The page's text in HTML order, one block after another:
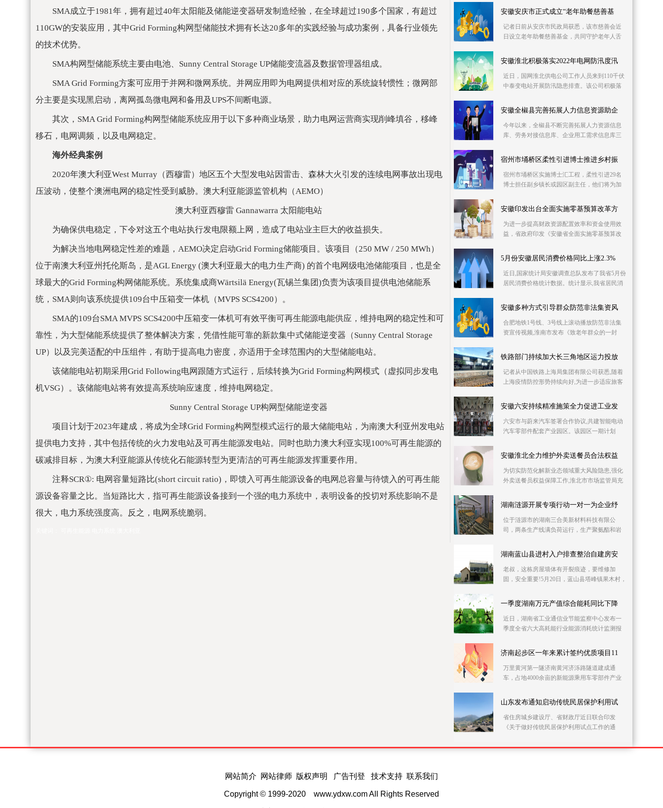
SMA成立于1981年，拥有超过40年太阳能及储能逆变器研发制造经验，在全球超过190多个国家，有超过
110GW的安装应用，其中Grid Forming构网型储能技术拥有长达20多年的实践经验与成功案例，具备行业领先
的技术优势。
SMA构网型储能系统主要由电池、Sunny Central Storage UP储能变流器及数据管理器组成。
SMA Grid Forming方案可应用于并网和微网系统。并网应用即为电网提供相对应的系统旋转惯性；微网部
分主要是实现黑启动，离网孤岛微电网和备用及UPS不间断电源。
其次，SMA Grid Forming构网型储能系统应用于以下多种商业场景，助力电网运营商实现削峰填谷，移峰
移石，电网调频，以及电网稳定。
海外经典案例
2020年澳大利亚West Murray（西穆雷）地区五个大型发电站因雷击、森林大火引发的连续电网事故出现电
压波动，使整个澳洲电网的稳定性受到威胁。澳大利亚能源监管机构（AEMO）
澳大利亚西穆雷 Gannawarra 太阳能电站
为确保供电稳定，下令对这五个电站执行发电限额上网，造成了电站业主巨大的收益损失。
为解决当地电网稳定性差的难题，AEMO决定启动Grid Forming储能项目。该项目（250 MW / 250 MWh）
位于南澳大利亚州托伦斯岛，是AGL Energy (澳大利亚最大的电力生产商) 的首个电网级电池储能项目，也是全
球最大的Grid Forming构网储能系统。系统集成商Wärtsilä Energy(瓦锡兰集团)负责为该项目提供电池储能系
统，SMA则向该系统提供109台中压箱变一体机（MVPS SCS4200）。
SMA的109台SMA MVPS SCS4200中压箱变一体机可有效平衡可再生能源电能供应，维持电网的稳定性和可
靠性，为大型储能系统提供了整体解决方案，凭借性能可靠的新款集中式储能逆变器（Sunny Central Storage
UP）以及完美适配的中压组件，有助于提高电力密度，亦适用于全球范围内的大型储能电站。
该储能电站初期采用Grid Following电网跟随方式运行，后续转换为Grid Forming构网模式（虚拟同步发电
机VSG）。该储能电站将有效提高系统响应速度，维持电网稳定。
Sunny Central Storage UP构网型储能逆变器
项目计划于2023年建成，将成为全球Grid Forming构网型模式运行的最大储能电站，为南澳大利亚州发电站
提供电力支持，其中包括传统的火力发电站及可再生能源发电站。同时也助力澳大利亚实现100%可再生能源的
碳减排目标，为澳大利亚能源从传统化石能源转型为更清洁的可再生能源发挥重要作用。
注释SCR①: 电网容量短路比(short circuit ratio)，即馈入可再生能源设备的电网总容量与待馈入的可再生能
源设备容量之比。当短路比大，指可再生能源设备接到一个强的电力系统中，表明设备的投切对系统影响不是
很大，电力系统强度高。反之，电网系统脆弱。
安徽安庆市正式成立“老年助餐慈善基
记者日前从安庆市民政局获悉，该市慈善会近
日设立老年助餐慈善基金，共同守护老年人舌
年食堂、社
安徽淮北积极落实2022年电网防汛度汛
近日，国网淮北供电公司工作人员来到110千伏
中泰变电站开展防汛隐患排查。该公司积极落
推进极端
安徽全椒县完善拓展人力信息资源助企
今年以来，全椒县不断完善拓展人力资源信息
库、劳务对接信息库、企业用工需求信息库三
息1 2万个
宿州市埇桥区柔性引进博士推进乡村振
宿州市埇桥区实施博士汇工程，柔性引进29名
博士担任副乡镇长或园区副主任，他们将为加
前，博士专
安徽印发出台全面实施零基预算改革方
为进一步提高财政资源配置效率和资金使用效
益，省政府印发《安徽省全面实施零基预算改
范围内全面
5月份安徽居民消费价格同比上涨2.3%
近日,国家统计局安徽调查总队发布了我省5月份
居民消费价格统计数据。统计显示,我省居民消
百分
安徽多种方式引导群众防范非法集资风
合肥地铁1号线、3号线上滚动播放防范非法集
资宣传视频,淮南市发布《致老年群众的一封
宣传月,今
铁路部门持续加大长三角地区运力投放
记者从中国铁路上海局集团有限公司获悉,随着
上海疫情防控形势持续向好,为进一步适应旅客
持续加
安徽六安持续精准施策全力促进工业发
六安市与蔚来汽车签署合作协议,共建智能电动
汽车零部件配套产业园区。该园区一期计划
压铸产能,
安徽淮北全力维护外卖送餐员合法权益
为切实防范化解新业态领域重大风险隐患,强化
外卖送餐员权益保障工作,淮北市市场监管局充
益。淮北
湖南涟源开展专项行动一对一为企业纾
位于涟源市的湖南三合美新材料科技有限公
司，两条生产线满负荷运行，生产聚氨酯和岩
两条生产线，
湖南蓝山县进村入户排查整治自建房安
老叔，这栋房屋墙体有开裂痕迹，要维修加
固，安全重要!5月20日，蓝山县塔峰镇果木村，
治。连日来
一季度湖南万元产值综合能耗同比下降
近日，湖南省工业通信业节能监察中心发布一
季度全省六大高耗能行业能源消耗统计监测报
业的万元
济南起步区一年来累计签约优质项目11
万里黄河第一隧济南黄河济泺路隧道建成通
车，占地4000余亩的新能源乘用车零部件产业
方案获批复一
山东发布通知启动传统民居保护利用试
省住房城乡建设厅、省财政厅近日联合印发
《关于做好传统民居保护利用试点工作的通
工作。此次试点
网站简介 网站律师 版权声明 广告刊登 技术支持 联系我们
Copyright © 1999-2020 www.ydxw.comAll Rights Reserved